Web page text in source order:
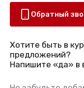
Обратный
Хотите быть в
предложений?
Напишите «да» в